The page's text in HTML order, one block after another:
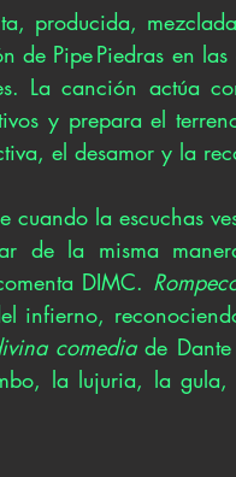
producida,
de Pipe Piedras en
La canción actúa
y prepara el
el desamor y la
cuando la escuchas
de la misma
DIMC.
infierno,
comedia de Dante
la lujuria, la